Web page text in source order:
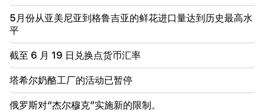
09:16
这是新政府的第一次会议，我们必须做出一些修改。尼
科尔·帕希尼扬
09:06
直播：内阁会议
5月份从亚美尼亚到格鲁吉亚的鲜花进口量达到历史最高水
平
截至 6 月 19 日兑换点货币汇率
塔希尔奶酪工厂的活动已暂停
俄罗斯对“杰尔穆克”实施新的限制。